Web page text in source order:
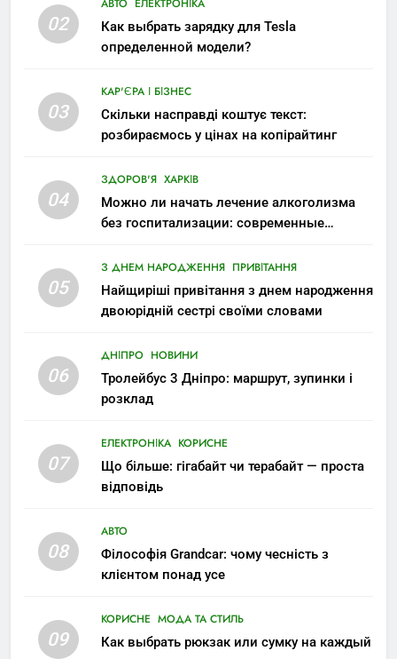
02
АВТО ЕЛЕКТРОНІКА
Как выбрать зарядку для Tesla
определенной модели?
03
КАР'ЄРА І БІЗНЕС
Скільки насправді коштує текст:
розбираємось у цінах на копірайтинг
04
ЗДОРОВ'Я ХАРКІВ
Можно ли начать лечение алкоголизма
без госпитализации: современные
05
З ДНЕМ НАРОДЖЕННЯ ПРИВІТАННЯ
Найщиріші привітання з днем народження
двоюрідній сестрі своїми словами
06
ДНІПРО НОВИНИ
Тролейбус 3 Дніпро: маршрут, зупинки і
розклад
07
ЕЛЕКТРОНІКА КОРИСНЕ
Що більше: гігабайт чи терабайт — проста
відповідь
08
АВТО
Філософія Grandcar: чому чесність з
клієнтом понад усе
09
КОРИСНЕ МОДА ТА СТИЛЬ
Как выбрать рюкзак или сумку на каждый